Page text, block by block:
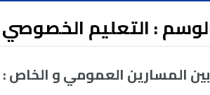
:التعليم الخصوصي
بين المسارين العمومي و الخاص